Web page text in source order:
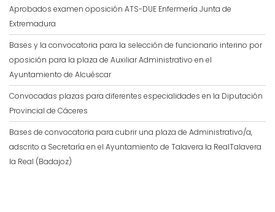
Aprobados examen oposición ATS-DUE Enfermería Junta de
Extremadura
Bases y la convocatoria para la selección de funcionario interino por
oposición para la plaza de Auxiliar Administrativo en el
Ayuntamiento de Alcuéscar
Convocadas plazas para diferentes especialidades en la Diputación
Provincial de Cáceres
Bases de convocatoria para cubrir una plaza de Administrativo/a,
adscrito a Secretaría en el Ayuntamiento de Talavera la RealTalavera
la Real (Badajoz)